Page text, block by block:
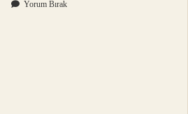
Yorum Bırak